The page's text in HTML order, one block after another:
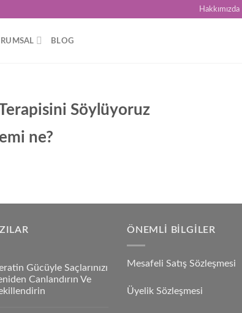
Hakkımızda
BLOG
Söylüyoruz
ne?
Gücüyle Saçlarınızı
Canlandırın Ve
ÖNEMLI BILGILER
Mesafeli Satış Sözleşmesi
Üyelik Sözleşmesi